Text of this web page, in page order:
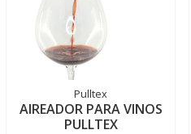
Pulltex
AIREADOR PARA VINOS
PULLTEX